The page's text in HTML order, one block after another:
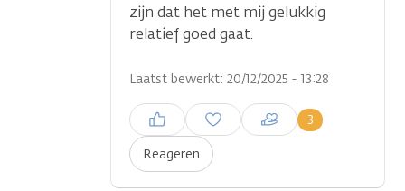
zijn dat het met mij gelukkig
relatief goed gaat.
Laatst bewerkt: 20/12/2025 - 13:28
Reageren
3
Inloggen om een reactie te
plaatsen